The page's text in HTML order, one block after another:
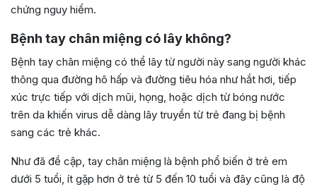
chứng nguy hiểm.
Bệnh tay chân miệng có lây không?
Bệnh tay chân miệng có thể lây từ người này sang người khác
thông qua đường hô hấp và đường tiêu hóa như hắt hơi, tiếp
xúc trực tiếp với dịch mũi, họng, hoặc dịch từ bóng nước
trên da khiến virus dễ dàng lây truyền từ trẻ đang bị bệnh
sang các trẻ khác.
Như đã đề cập, tay chân miệng là bệnh phổ biến ở trẻ em
dưới 5 tuổi, ít gặp hơn ở trẻ từ 5 đến 10 tuổi và đây cũng là độ